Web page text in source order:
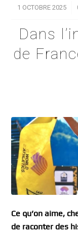
1 OCTOBRE 2025
/
Dans
de
Ce qu’on aime,
de raconter des